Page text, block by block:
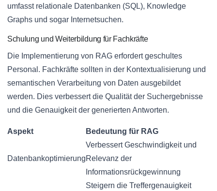
umfasst relationale Datenbanken (SQL), Knowledge
Graphs und sogar Internetsuchen.
Schulung und Weiterbildung für Fachkräfte
Die Implementierung von RAG erfordert geschultes
Personal. Fachkräfte sollten in der Kontextualisierung und
semantischen Verarbeitung von Daten ausgebildet
werden. Dies verbessert die Qualität der Suchergebnisse
und die Genauigkeit der generierten Antworten.
Aspekt Bedeutung für RAG
Datenbankoptimierung
Verbessert Geschwindigkeit und
Relevanz der
Informationsrückgewinnung
Steigern die Treffergenauigkeit